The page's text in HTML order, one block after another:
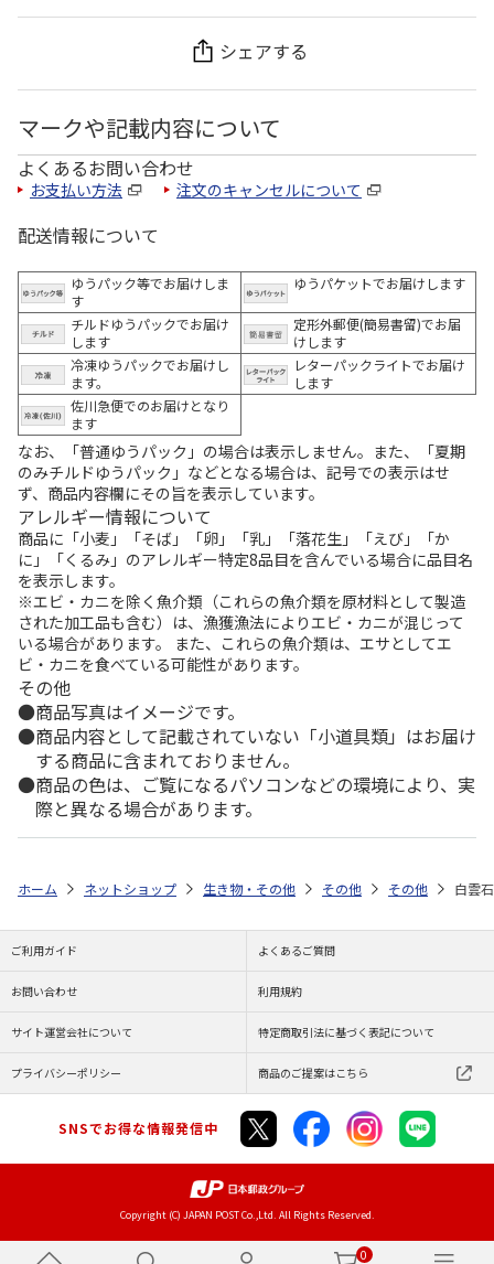
0
シェアする
マークや記載内容について
よくあるお問い合わせ
お支払い方法 注文のキャンセルについて
配送情報について
ゆうパック等でお届けしま
す
ゆうパケットでお届けします
チルドゆうパックでお届け
します
定形外郵便(簡易書留)でお届
けします
冷凍ゆうパックでお届けし
ます。
レターパックライトでお届け
します
佐川急便でのお届けとなり
ます
なお、「普通ゆうパック」の場合は表示しません。また、「夏期
のみチルドゆうパック」などとなる場合は、記号での表示はせ
ず、商品内容欄にその旨を表示しています。
アレルギー情報について
商品に「小麦」「そば」「卵」「乳」「落花生」「えび」「か
に」「くるみ」のアレルギー特定8品目を含んでいる場合に品目名
を表示します。
※エビ・カニを除く魚介類（これらの魚介類を原材料として製造
された加工品も含む）は、漁獲漁法によりエビ・カニが混じって
いる場合があります。 また、これらの魚介類は、エサとしてエ
ビ・カニを食べている可能性があります。
その他
商品写真はイメージです。
商品内容として記載されていない「小道具類」はお届け
する商品に含まれておりません。
商品の色は、ご覧になるパソコンなどの環境により、実
際と異なる場合があります。
ホーム ネットショップ 生き物・その他 その他 その他 白雲
ご利用ガイド よくあるご質問
お問い合わせ 利用規約
サイト運営会社について 特定商取引法に基づく表記について
プライバシーポリシー 商品のご提案はこちら
SNSでお得な情報発信中
Copyright (C) JAPAN POST Co.,Ltd. All Rights Reserved.